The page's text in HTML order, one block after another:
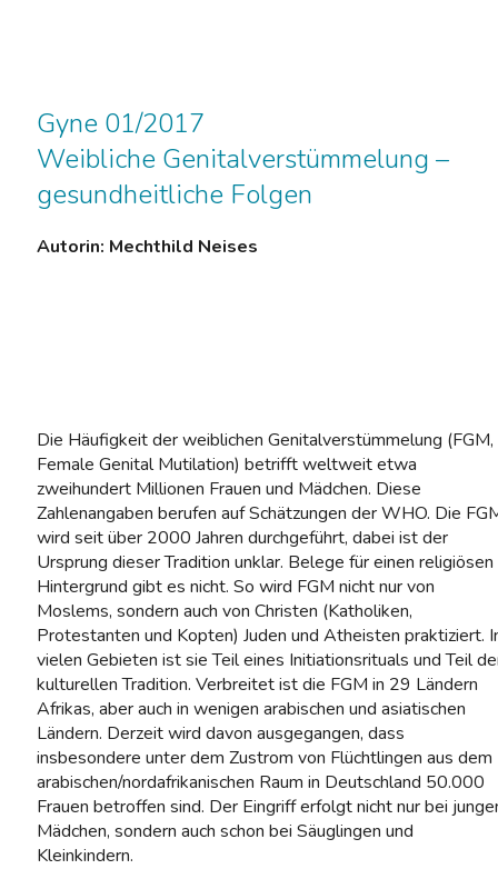
Gyne 01/2017
Weibliche Genitalverstümmelung –
gesundheitliche Folgen
Autorin: Mechthild Neises
Die Häufigkeit der weiblichen Genitalverstümmelung (FGM,
Female Genital Mutilation) betrifft weltweit etwa
zweihundert Millionen Frauen und Mädchen. Diese
Zahlenangaben berufen auf Schätzungen der WHO. Die
wird seit über 2000 Jahren durchgeführt, dabei ist der
Ursprung dieser Tradition unklar. Belege für einen religiösen
Hintergrund gibt es nicht. So wird FGM nicht nur von
Moslems, sondern auch von Christen (Katholiken,
Protestanten und Kopten) Juden und Atheisten praktiziert.
vielen Gebieten ist sie Teil eines Initiationsrituals und Teil
kulturellen Tradition. Verbreitet ist die FGM in 29 Ländern
Afrikas, aber auch in wenigen arabischen und asiatischen
Ländern. Derzeit wird davon ausgegangen, dass
insbesondere unter dem Zustrom von Flüchtlingen aus dem
arabischen/nordafrikanischen Raum in Deutschland 50.000
Frauen betroffen sind. Der Eingriff erfolgt nicht nur bei
Mädchen, sondern auch schon bei Säuglingen und
Kleinkindern.